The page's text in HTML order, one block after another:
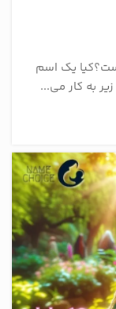
یک اسم
به کار می...